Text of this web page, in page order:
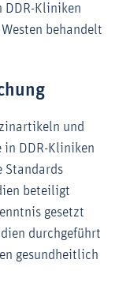
DDR-Kliniken
behandelt
und
in DDR-Kliniken
Standards
beteiligt
gesetzt
durchgeführt
gesundheitlich